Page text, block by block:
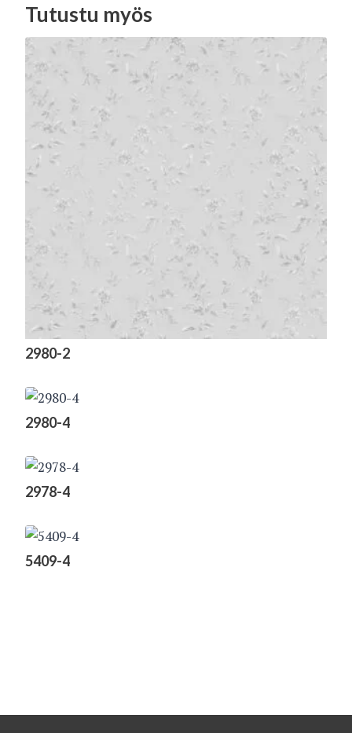
Tutustu myös
2980-2
2980-4
2978-4
5409-4